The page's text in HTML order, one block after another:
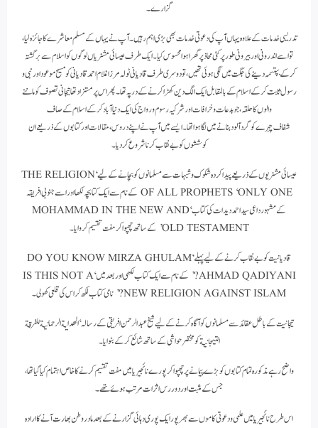
گزارے۔
تدریسی خدمات کے علاوہ یہاں آپ کی دعوتی خدمات بھی بڑی اہم رہیں۔ آپ نے یہاں کے مسلم معاشرے کا جائزہ لیا،
تو اسے اندرونی اور بیرونی طور پر کئی محاذ پر گھرا ہوا محسوس کیا۔ ایک طرف عیسائی مشنریاں لوگوں کو اسلام سے برگشتہ
کرکے بپتسمہ دینے کی جگت میں لگی ہوئی تھیں، تو دوسری طرف قادیانی ٹولہ مرزا غلام احمد قادیانی کو مسیح موعود اور نبی و
رسول ثابت کرکے اسلام کے بالمقابل ایک الگ دین کھڑا کرنے کے درپہ تھا۔ پھر اس پر مستزاد تھا تیجانی تصوف کو ماننے
والوں کا حلقہ، جو بدعات و خرافات اور شرکیہ رسوم و رواج کی ایک دنیا آباد کرکے اسلام کے صاف
شفاف چہرے کو گرد آلود بنانے میں لگا ہوا تھا۔ ایسے میں آپ نے اپنے دروس، مقالات اور کتابوں کے ذریعے ان
کوششوں کو بے نقاب کرنا شروع کر دیا۔
عیسائی مشنریوں کے ذریعے پیدا کردہ شکوک و شبہات سے مسلمانوں کو بچانے کے لیے ‘THE RELIGION
OF ALL PROPHETS ‘ONLY ONE کے نام سے ایک کتابچہ لکھا اور اسے جنوبی افریقہ
کے مشہور داعی سید احمد دیدات کی کتاب ‘MOHAMMAD IN THE NEW AND
OLD TESTAMENT’ کے ساتھ چھپوا کر مفت تقسیم کروایا۔
قادیانیت کو بے نقاب کرنے کے لیے پہلے ‘DO YOU KNOW MIRZA GHULAM
AHMAD QADIYANI?’ کے نام سے ایک کتاب لکھی اور بعد میں ‘IS THIS NOT A
NEW RELIGION AGAINST ISLAM?’ نامی کتاب لکھ کر اس کی قلعی کھولی۔
تیجانیت کے باطل عقائد سے مسلمانوں کو آگاہ کرنے کے لیے شیخ عبد الرحمن افریقی کے رسالہ ‘الهداية الرحمانية للفرقة
التيجانية کو مختصر حواشی کے ساتھ شائع کر کے بٹوایا۔
واضح رہے مذکورہ تمام کتابوں کو بڑے پیمانے پر چھپوا کر پورے نائجیریا میں مفت تقسیم کر نے کا خاص اہتمام کیا گیا تھا،
جس کے مثبت اور دور رس اثرات مرتب ہوئے تھے۔
اس طرح نائجیریا میں علمی و دعوتی کاموں سے بھر پور ایک پوری دہائی گزارنے کے بعد مادر وطن بھارت آنے کا ارادہ